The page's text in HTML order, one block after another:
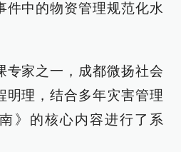
件中的物资管理规范化水
专家之一，成都微扬社会
明理，结合多年灾害管理
》的核心内容进行了系